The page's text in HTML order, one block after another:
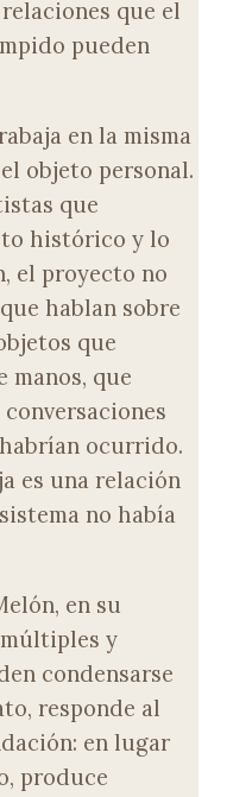
que el
pueden
en la misma
objeto personal.
que
histórico y lo
el proyecto no
hablan sobre
que
manos, que
ocurrido.
es una relación
no había
en su
y
condensarse
responde al
en lugar
produce